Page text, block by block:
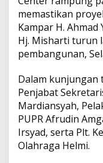
t
s
A
p
p
e
b
o
o
k
memastikan
Kampar H.
Hj. Misharti turun
pembangunan,
Dalam kunjungan
Penjabat
Mardiansyah,
PUPR Afrudin
Irsyad, serta Plt.
Olahraga Helmi.